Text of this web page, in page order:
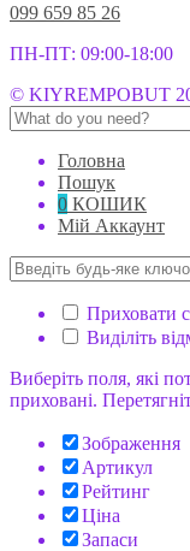
099 659 85 26
ПН-ПТ: 09:00-18:00
© KIYREMPOBUT
Головна
Пошук
0 КОШИК
Мій Аккаунт
Приховати
Виділіть
Виберіть поля, які
приховані.
Зображення
Артикул
Рейтинг
Ціна
Запаси